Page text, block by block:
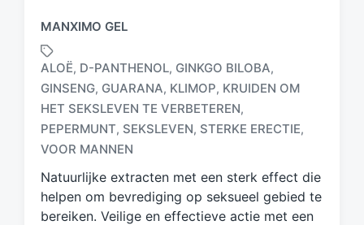
MANXIMO GEL
G
e
t
g
d
m
ALOË, D-PANTHENOL, GINKGO BILOBA,
GINSENG, GUARANA, KLIMOP, KRUIDEN OM
HET SEKSLEVEN TE VERBETEREN,
PEPERMUNT, SEKSLEVEN, STERKE ERECTIE,
VOOR MANNEN
Natuurlijke extracten met een sterk effect die
helpen om bevrediging op seksueel gebied te
bereiken. Veilige en effectieve actie met een